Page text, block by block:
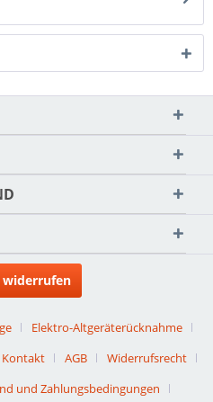
widerrufen
Elektro-Altgeräterücknahme
Kontakt AGB
Widerrufsrecht
und Zahlungsbedingungen